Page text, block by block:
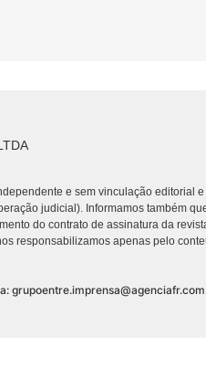
e sem vinculação editorial
judicial). Informamos também
do contrato de assinatura da
responsabilizamos apenas pelo